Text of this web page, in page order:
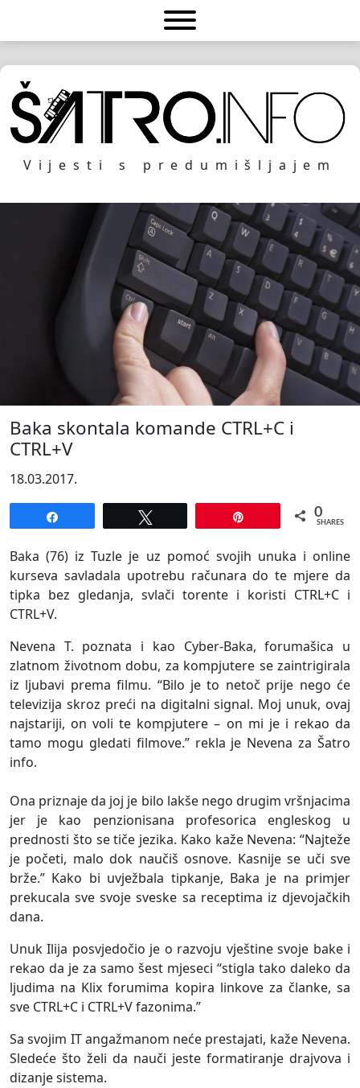
Vijesti s predumišljajem
Baka skontala komande CTRL+C i
CTRL+V
18.03.2017.
0
SHARES
Baka (76) iz Tuzle je uz pomoć svojih unuka i online
kurseva savladala upotrebu računara do te mjere da
tipka bez gledanja, svlači torente i koristi CTRL+C i
CTRL+V.
Nevena T. poznata i kao Cyber-Baka, forumašica u
zlatnom životnom dobu, za kompjutere se zaintrigirala
iz ljubavi prema filmu. “Bilo je to netoč prije nego će
televizija skroz preći na digitalni signal. Moj unuk, ovaj
najstariji, on voli te kompjutere – on mi je i rekao da
tamo mogu gledati filmove.” rekla je Nevena za Šatro
info.
Ona priznaje da joj je bilo lakše nego drugim vršnjacima
jer je kao penzionisana profesorica engleskog u
prednosti što se tiče jezika. Kako kaže Nevena: “Najteže
je početi, malo dok naučiš osnove. Kasnije se uči sve
brže.” Kako bi uvježbala tipkanje, Baka je na primjer
prekucala sve svoje sveske sa receptima iz djevojačkih
dana.
Unuk Ilija posvjedočio je o razvoju vještine svoje bake i
rekao da je za samo šest mjeseci “stigla tako daleko da
ljudima na Klix forumima kopira linkove za članke, sa
sve CTRL+C i CTRL+V fazonima.”
Sa svojim IT angažmanom neće prestajati, kaže Nevena.
Sledeće što želi da nauči jeste formatiranje drajvova i
dizanje sistema.